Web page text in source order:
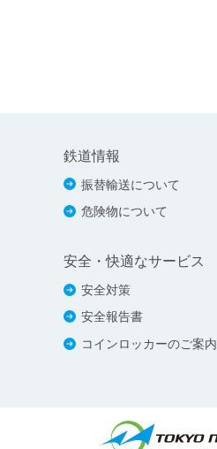
鉄道情報
振替輸送について
危険物について
安全・快適なサービス
安全対策
安全報告書
コインロッカーのご案内